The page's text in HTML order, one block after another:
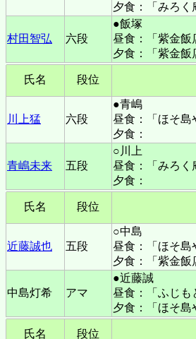
夕食：「みろく
村田智弘 六段
●飯塚
昼食：「紫金飯
夕食：「紫金飯
氏名 段位
川上猛 六段
●青嶋
昼食：「ほそ島
夕食：
青嶋未来 五段
○川上
昼食：「みろく
夕食：
氏名 段位
近藤誠也 五段
○中島
昼食：「ほそ島
夕食：「紫金飯
中島灯希 アマ
●近藤誠
昼食：「ふじも
夕食：「ほそ島
氏名 段位